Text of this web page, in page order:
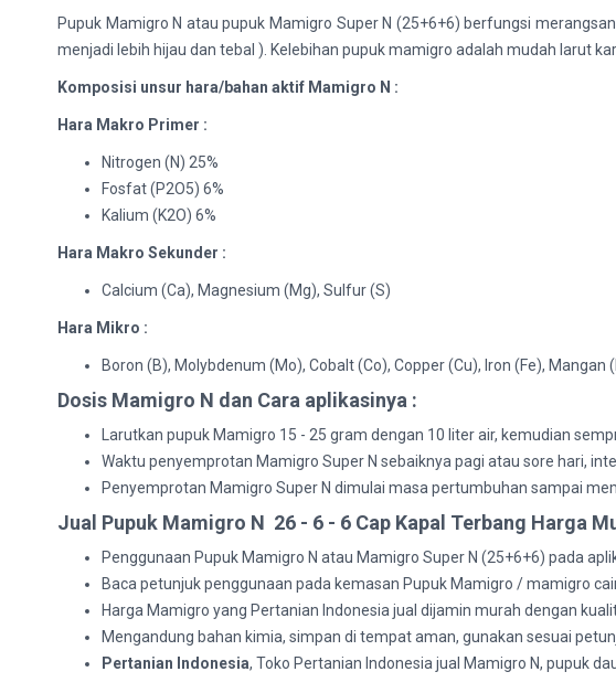
Pupuk Mamigro N atau pupuk Mamigro Super N (25+6+6) berfungsi
menjadi lebih hijau dan tebal ). Kelebihan pupuk mamigro adalah mudah larut
Komposisi unsur hara/bahan aktif Mamigro N :
Hara Makro Primer :
Nitrogen (N) 25%
Fosfat (P2O5) 6%
Kalium (K2O) 6%
Hara Makro Sekunder :
Calcium (Ca), Magnesium (Mg), Sulfur (S)
Hara Mikro :
Boron (B), Molybdenum (Mo), Cobalt (Co), Copper (Cu), Iron (Fe), Mangan
Dosis Mamigro N dan Cara aplikasinya :
Larutkan pupuk Mamigro 15 - 25 gram dengan 10 liter air, kemudian
Waktu penyemprotan Mamigro Super N sebaiknya pagi atau sore hari,
Penyemprotan Mamigro Super N dimulai masa pertumbuhan sampai
Jual Pupuk Mamigro N 26 - 6 - 6 Cap Kapal Terbang Harga
Penggunaan Pupuk Mamigro N atau Mamigro Super N (25+6+6) pada
Baca petunjuk penggunaan pada kemasan Pupuk Mamigro / mamigro
Harga Mamigro yang Pertanian Indonesia jual dijamin murah dengan
Mengandung bahan kimia, simpan di tempat aman, gunakan sesuai
Pertanian Indonesia, Toko Pertanian Indonesia jual Mamigro N, pupuk